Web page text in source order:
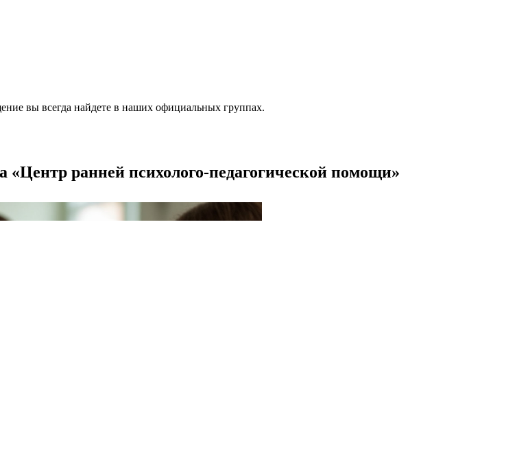
вы всегда найдете в наших официальных группах.
«Центр ранней психолого-педагогической помощи»